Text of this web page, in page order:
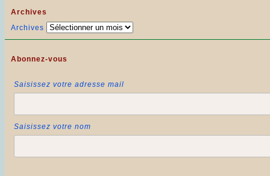
Archives
Archives
Abonnez-vous
Saisissez votre adresse mail
Saisissez votre nom